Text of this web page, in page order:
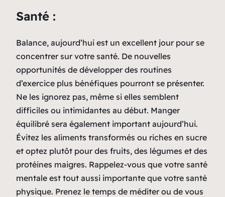
Santé :
Balance, aujourd’hui est un excellent jour pour se
concentrer sur votre santé. De nouvelles
opportunités de développer des routines
d’exercice plus bénéfiques pourront se présenter.
Ne les ignorez pas, même si elles semblent
difficiles ou intimidantes au début. Manger
équilibré sera également important aujourd’hui.
Évitez les aliments transformés ou riches en sucre
et optez plutôt pour des fruits, des légumes et des
protéines maigres. Rappelez-vous que votre santé
mentale est tout aussi importante que votre santé
physique. Prenez le temps de méditer ou de vous